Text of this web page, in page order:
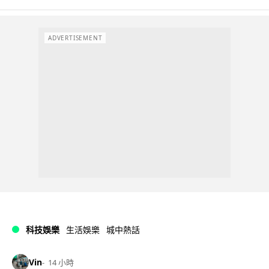
ADVERTISEMENT
科技娛樂 生活娛樂 城中熱話
Vin 14 小時